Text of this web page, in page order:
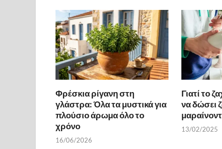
o
o
k
t
σ
τε
ίτ
ε
Φρέσκια ρίγανη στη
γλάστρα: Όλα τα μυστικά για
πλούσιο άρωμα όλο το
χρόνο
16/06/2026
Γιατί το
να δώσει
13/02/2025